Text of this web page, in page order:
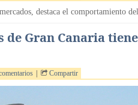
destaca el comportamiento
de Gran Canaria
Compartir